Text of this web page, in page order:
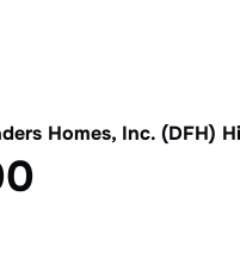
Homes, Inc. (DFH)